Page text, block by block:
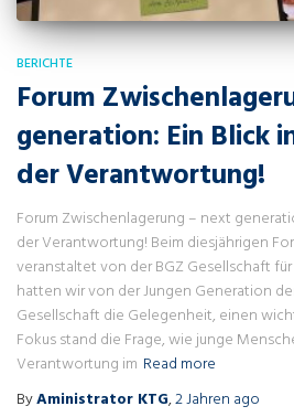
BERICHTE
Forum
generation: Ein Blick
der Verantwortung!
Forum Zwischenlagerung – next
der Verantwortung! Beim diesjährigen
veranstaltet von der BGZ Gesellschaft
hatten wir von der Jungen Generation
Gesellschaft die Gelegenheit, einen
Fokus stand die Frage, wie junge
Verantwortung im Read more
ByAministrator KTG,2 Jahren ago